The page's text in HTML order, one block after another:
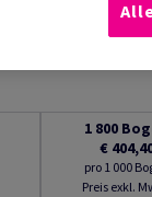
1 800
€
pro 1 000
Preis exkl.